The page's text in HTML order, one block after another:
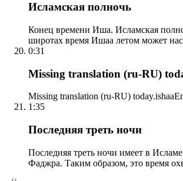
Исламская полночь
Конец времени Иша. Исламская
широтах время Ишаа летом может
0:31
Missing translation (ru-RU)
Missing translation (ru-RU)
1:35
Последняя треть ночи
Последняя треть ночи имеет в
Фаджра. Таким образом, это время